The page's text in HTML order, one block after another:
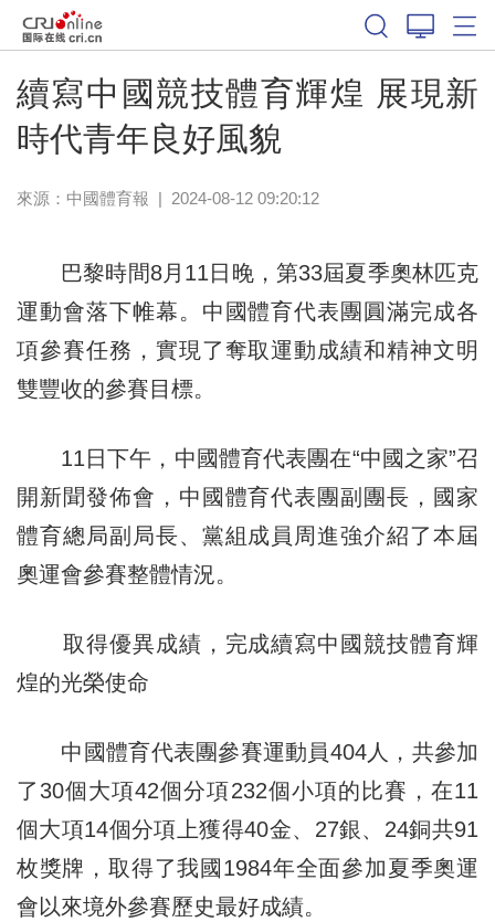
續寫中國競技體育輝煌 展現新
時代青年良好風貌
來源： 中國體育報 | 2024-08-12 09:20:12
巴黎時間8月11日晚，第33屆夏季奧林匹克
運動會落下帷幕。中國體育代表團圓滿完成各
項參賽任務，實現了奪取運動成績和精神文明
雙豐收的參賽目標。
11日下午，中國體育代表團在“中國之家”召
開新聞發佈會，中國體育代表團副團長，國家
體育總局副局長、黨組成員周進強介紹了本屆
奧運會參賽整體情況。
取得優異成績，完成續寫中國競技體育輝
煌的光榮使命
中國體育代表團參賽運動員404人，共參加
了30個大項42個分項232個小項的比賽，在11
個大項14個分項上獲得40金、27銀、24銅共91
枚獎牌，取得了我國1984年全面參加夏季奧運
會以來境外參賽歷史最好成績。